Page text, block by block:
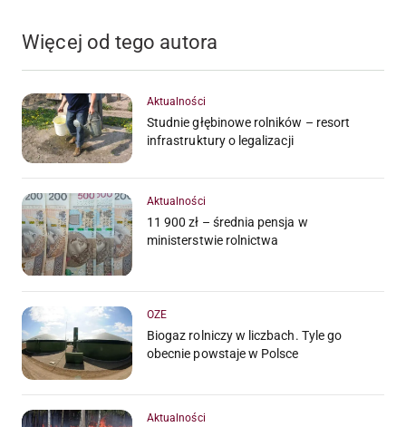
Więcej od tego autora
Aktualności
Studnie głębinowe rolników – resort
infrastruktury o legalizacji
Aktualności
11 900 zł – średnia pensja w
ministerstwie rolnictwa
OZE
Biogaz rolniczy w liczbach. Tyle go
obecnie powstaje w Polsce
Aktualności